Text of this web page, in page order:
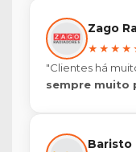
Zago
"Clientes há
sempre muito
Baristo